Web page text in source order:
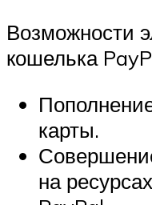
Возможности
кошелька
карты.
на